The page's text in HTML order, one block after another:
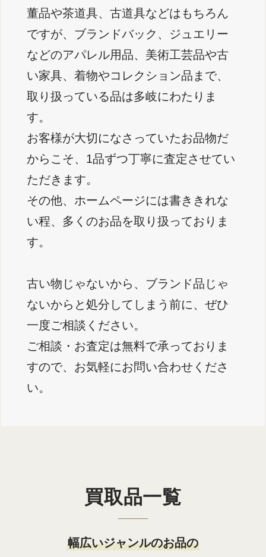
董品や茶道具、古道具などはもちろん
ですが、ブランドバック、ジュエリー
などのアパレル用品、美術工芸品や古
い家具、着物やコレクション品まで、
取り扱っている品は多岐にわたりま
す。
お客様が大切になさっていたお品物だ
からこそ、1品ずつ丁寧に査定させてい
ただきます。
その他、ホームページには書ききれな
い程、多くのお品を取り扱っておりま
す。
古い物じゃないから、ブランド品じゃ
ないからと処分してしまう前に、ぜひ
一度ご相談ください。
ご相談・お査定は無料で承っておりま
すので、お気軽にお問い合わせくださ
い。
買取品一覧
幅広いジャンルのお品の